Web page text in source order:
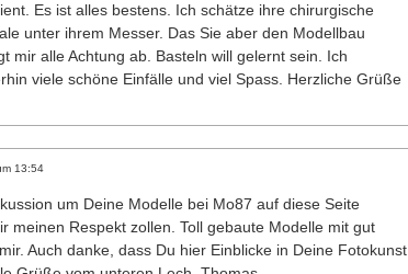
Es ist alles bestens. Ich schätze ihre chirurgische
unter ihrem Messer. Das Sie aber den Modellbau
mir alle Achtung ab. Basteln will gelernt sein. Ich
viele schöne Einfälle und viel Spass. Herzliche Grüße
13:54
um Deine Modelle bei Mo87 auf diese Seite
meinen Respekt zollen. Toll gebaute Modelle mit gut
Auch danke, dass Du hier Einblicke in Deine Fotokunst